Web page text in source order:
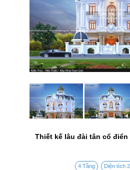
Thiết kế lâu đài tân cổ điển
4 Tầng Diện tích